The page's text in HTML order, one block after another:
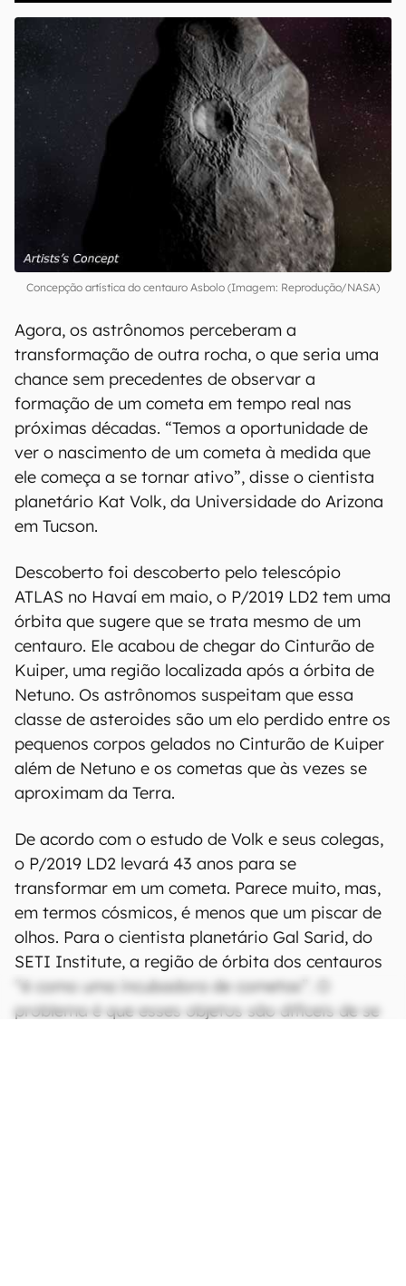
Concepção artística do centauro Asbolo (Imagem: Reprodução/NASA)
Agora, os astrônomos perceberam a
transformação de outra rocha, o que seria uma
chance sem precedentes de observar a
formação de um cometa em tempo real nas
próximas décadas. “Temos a oportunidade de
ver o nascimento de um cometa à medida que
ele começa a se tornar ativo”, disse o cientista
planetário Kat Volk, da Universidade do Arizona
em Tucson.
Descoberto foi descoberto pelo telescópio
ATLAS no Havaí em maio, o P/2019 LD2 tem uma
órbita que sugere que se trata mesmo de um
centauro. Ele acabou de chegar do Cinturão de
Kuiper, uma região localizada após a órbita de
Netuno. Os astrônomos suspeitam que essa
classe de asteroides são um elo perdido entre os
pequenos corpos gelados no Cinturão de Kuiper
além de Netuno e os cometas que às vezes se
aproximam da Terra.
De acordo com o estudo de Volk e seus colegas,
o P/2019 LD2 levará 43 anos para se
transformar em um cometa. Parece muito, mas,
em termos cósmicos, é menos que um piscar de
olhos. Para o cientista planetário Gal Sarid, do
SETI Institute, a região de órbita dos centauros
“é como uma incubadora de cometas”. O
problema é que esses objetos são difíceis de se